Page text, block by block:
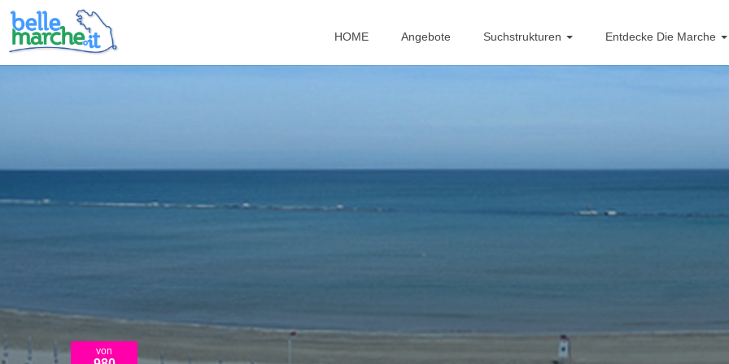
HOME Angebote Suchstrukturen Entdecke Die Marche
von